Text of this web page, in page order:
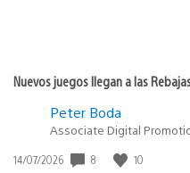
Nuevos juegos llegan a las
Peter Boda
Associate Digital
Fecha
14/07/2026 8 10